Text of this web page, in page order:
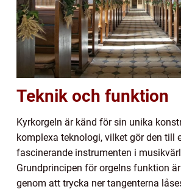
Teknik och funktion
Kyrkorgeln är känd för sin unika
komplexa teknologi, vilket gör den till
fascinerande instrumenten i
Grundprincipen för orgelns funktion
genom att trycka ner tangenterna